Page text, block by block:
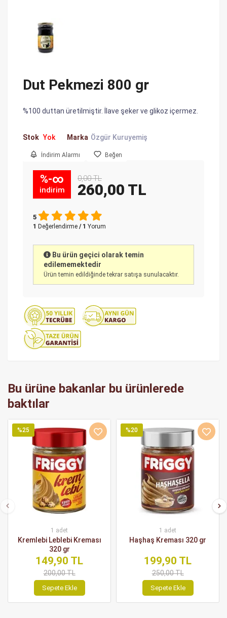
Dut Pekmezi 800 gr
%100 duttan üretilmiştir. İlave şeker ve glikoz içermez.
Stok Yok Marka Özgür Kuruyemiş
İndirim Alarmı Beğen
%-∞
indirim
0,00 TL
260,00 TL
5
1 Değerlendirme / 1 Yorum
Bu ürün geçici olarak temin
edilememektedir
Ürün temin edildiğinde tekrar satışa sunulacaktır.
Bu ürüne bakanlar bu ürünlerede
baktılar
%25
1 adet
Kremlebi Leblebi Kreması
320 gr
149,90 TL
200,00 TL
Sepete Ekle
%20
1 adet
Haşhaş Kreması 320 gr
199,90 TL
250,00 TL
Sepete Ekle